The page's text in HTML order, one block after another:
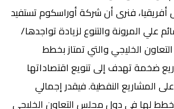
فنرى أن شركة أوراسكوم تستفيد
علي المرونة والتنوع لزيادة تواجدها/
الخليجي والتي تمتاز بخطط
ضخمة تهدف إلى تنويع اقتصاداتها
المشاريع النفطية. فيقدر إجمالي
لها في دول مجلس التعاون الخليجي